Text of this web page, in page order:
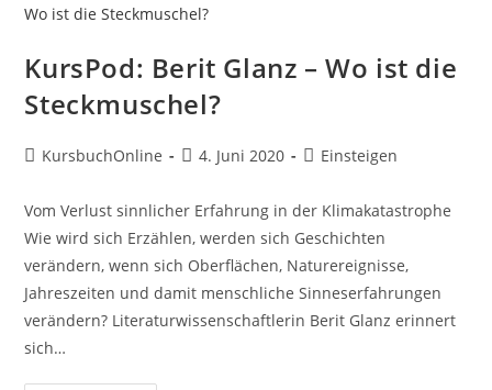
KursPod: Berit Glanz – Wo ist die
Steckmuschel?
KursbuchOnline 4. Juni 2020 Einsteigen
Vom Verlust sinnlicher Erfahrung in der Klimakatastrophe
Wie wird sich Erzählen, werden sich Geschichten
verändern, wenn sich Oberflächen, Naturereignisse,
Jahreszeiten und damit menschliche Sinneserfahrungen
verändern? Literaturwissenschaftlerin Berit Glanz erinnert
sich…